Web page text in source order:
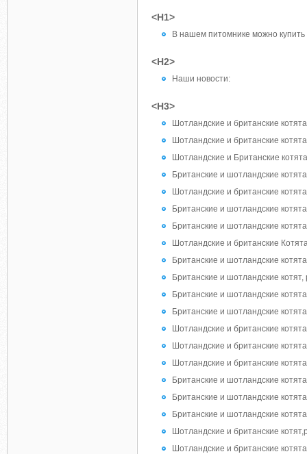
<H1>
В нашем питомнике можно купить
<H2>
Наши новости:
<H3>
Шотландские и британские
Шотландские и британские
Шотландские и Британские
Британские и шотландские
Шотландские и британские
Британские и шотландские
Британские и шотландские
Шотландские и британские
Британские и шотландские
Британские и шотландские
Британские и шотландские
Британские и шотландские
Шотландские и британские
Шотландские и британские
Шотландские и британские
Британские и шотландские
Британские и шотландские
Британские и шотландские
Шотландские и британские
Шотландские и британские